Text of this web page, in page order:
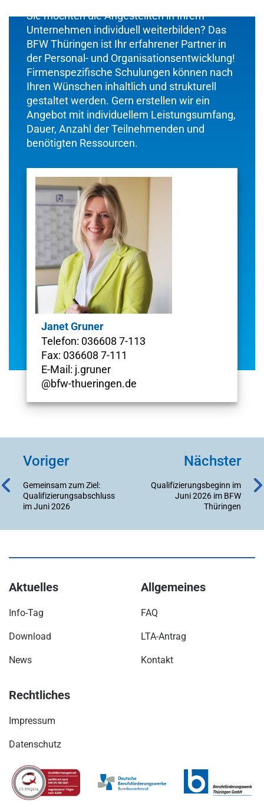
Sie möchten die Angestellten in Ihrem
Unternehmen individuell weiterbilden? Das
BFW Thüringen ist Ihr erfahrener Partner in
der Personal- und Organisationsentwicklung!
Firmenspezifische Schulungen können nach
Ihren Wünschen inhaltlich und strukturell
gestaltet werden. Gern erstellen wir ein
Angebot mit individuellem Leistungsumfang,
Dauer, Anzahl der Teilnehmenden und
benötigten Ressourcen.
Janet Gruner
Telefon: 036608 7-113
Fax: 036608 7-111
E-Mail: j.gruner
@bfw-thueringen.de
Voriger
Gemeinsam zum Ziel:
Qualifizierungsabschluss
im Juni 2026
Nächster
Qualifizierungsbeginn im
Juni 2026 im BFW
Thüringen
Aktuelles
Info-Tag
Download
News
Allgemeines
FAQ
LTA-Antrag
Kontakt
Rechtliches
Impressum
Datenschutz